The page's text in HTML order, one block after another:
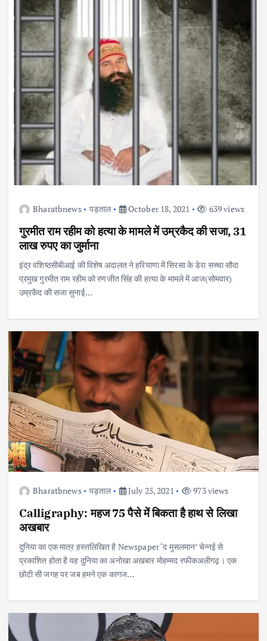
Bharatbnews पड़ताल October 18, 2021 639 views
गुरमीत राम रहीम को हत्या के मामले में उम्रकैद की सजा, 31
लाख रुपए का जुर्माना
इंद्र वशिष्ठसीबीआई की विशेष अदालत ने हरियाणा में सिरसा के डेरा सच्चा सौदा
प्रमुख गुरमीत राम रहीम को रणजीत सिंह की हत्या के मामले में आज(सोमवार)
उम्रकैद की सजा सुनाई…
Bharatbnews पड़ताल July 25, 2021 973 views
Calligraphy: महज 75 पैसे में बिकता है हाथ से लिखा
अखबार
दुनिया का एक मात्र हस्तलिखित है Newspaper ‘द मुसलमान’ चेन्नई से
प्रकाशित होता है यह दुनिया का अनोखा अखबार मोहम्मद रफीकअलीगढ़। एक
छोटी सी जगह पर जब हमने एक कागज…